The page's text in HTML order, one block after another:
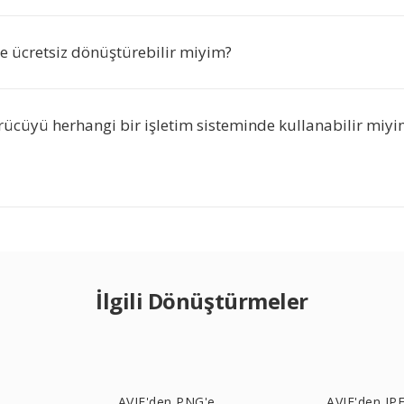
ücretsiz dönüştürebilir miyim?
herhangi bir işletim sisteminde kullanabilir
İlgili Dönüştürmeler